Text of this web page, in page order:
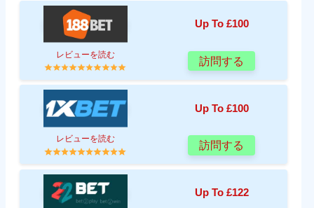
Up To £100
レビューを読む
訪問する
Up To £100
レビューを読む
訪問する
Up To £122